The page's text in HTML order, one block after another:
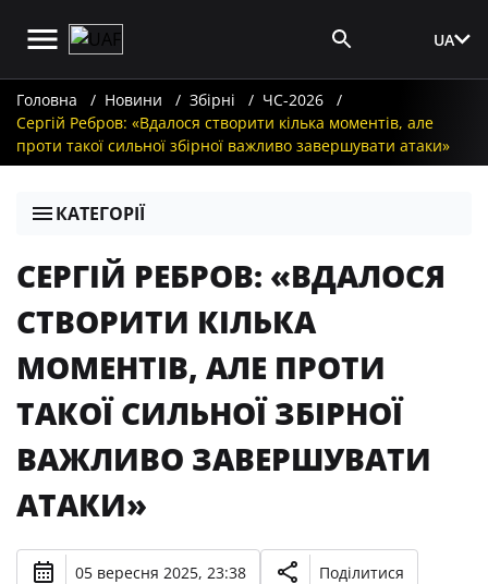
UA
Головна Новини Збірні
ЧС-2026
Сергій Ребров: «Вдалося створити кілька моментів, але
проти такої сильної збірної важливо завершувати атаки»
КАТЕГОРІЇ
СЕРГІЙ РЕБРОВ: «ВДАЛОСЯ
СТВОРИТИ КІЛЬКА
МОМЕНТІВ, АЛЕ ПРОТИ
ТАКОЇ СИЛЬНОЇ ЗБІРНОЇ
ВАЖЛИВО ЗАВЕРШУВАТИ
АТАКИ»
05 вересня 2025, 23:38 Поділитися